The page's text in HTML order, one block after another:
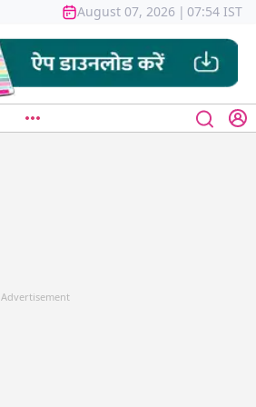
August 07, 2026 | 07:54 IST
Advertisement